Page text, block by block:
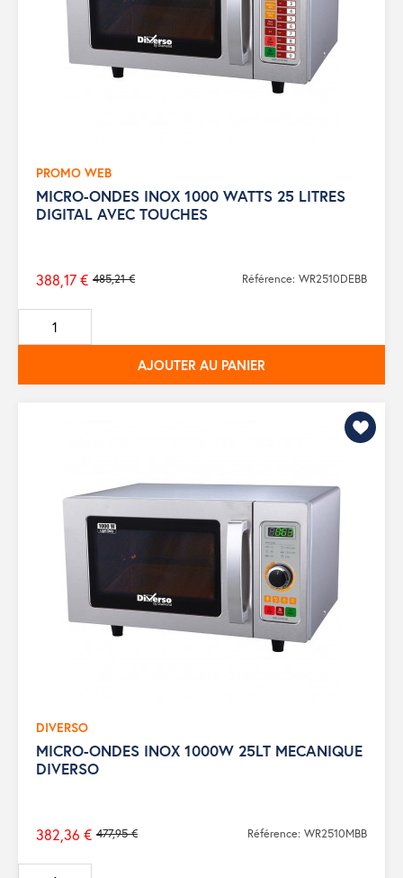
PROMO WEB
MICRO-ONDES INOX 1000 WATTS 25 LITRES
DIGITAL AVEC TOUCHES
Prix
de
base
485,21 €
388,17 € Référence: WR2510DEBB
AJOUTER AU PANIER
DIVERSO
MICRO-ONDES INOX 1000W 25LT MECANIQUE
DIVERSO
Prix
de
477,95 €
382,36 € Référence: WR2510MBB